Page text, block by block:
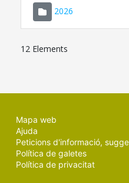
2026
12 Elements
Mapa web
Ajuda
Peticions d'informació,
Política de galetes
Política de privacitat